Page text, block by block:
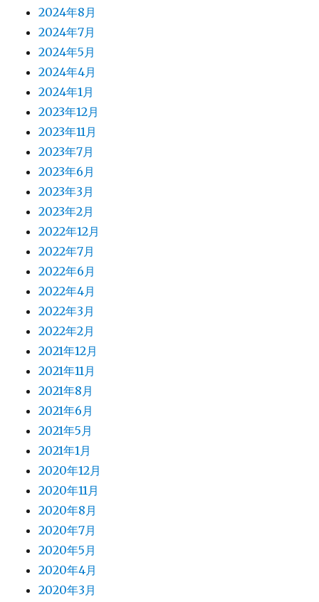
2024年8月
2024年7月
2024年5月
2024年4月
2024年1月
2023年12月
2023年11月
2023年7月
2023年6月
2023年3月
2023年2月
2022年12月
2022年7月
2022年6月
2022年4月
2022年3月
2022年2月
2021年12月
2021年11月
2021年8月
2021年6月
2021年5月
2021年1月
2020年12月
2020年11月
2020年8月
2020年7月
2020年5月
2020年4月
2020年3月